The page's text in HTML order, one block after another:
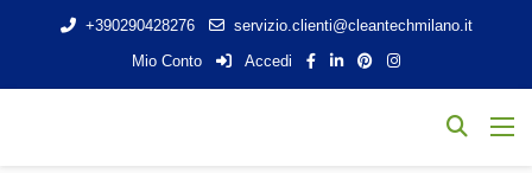
+390290428276
servizio.clienti@cleantechmilano.it
Mio Conto
Accedi